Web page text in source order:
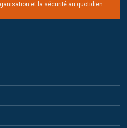
et la sécurité au quotidien.